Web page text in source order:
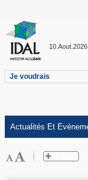
10.Aout.2026
Je voudrais